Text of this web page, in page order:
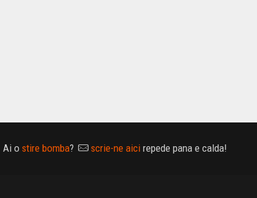
Ai o stire bomba? scrie-ne aicirepede pana e calda!